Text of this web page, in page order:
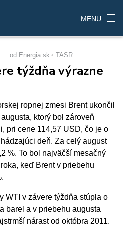
MENU
od Energia.sk TASR
týždňa výrazne
ropnej zmesi Brent ukončil
ktorý bol zároveň
pri cene 114,57 USD, čo je o
deň. Za celý august
%. To bol najväčší mesačný
keď Brent v priebehu
WTI v závere týždňa stúpla o
barel a v priebehu augusta
nárast od októbra 2011.